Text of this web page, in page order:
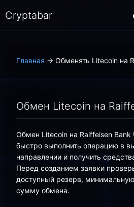
Cryptabar
Главная → Обменять Litecoin на
Обмен Litecoin на Raiffeisen Bank
быстро выполнить операцию в
направлении и получить
Перед созданием заявки
доступный резерв,
сумму обмена.